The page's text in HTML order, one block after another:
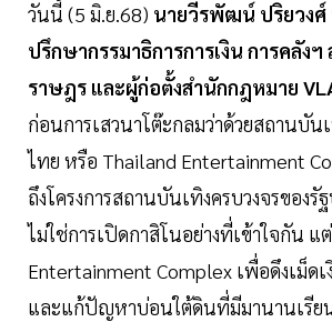
วันนี้ (5 มิ.ย.68) นายวีรพัฒน์ ปริยวง
ปรึกษากรรมาธิการการเงิน การคลัง
ราษฎร และผู้ก่อตั้งสำนักกฎหมาย
ก่อนการเสวนาโต๊ะกลมว่าด้วยสถานบัน
ไทย หรือ Thailand Entertainment
ถึงโครงการสถานบันเทิงครบวงจรของรั
ไม่ใช่การเปิดกาสิโนอย่างที่เข้าใจกัน แ
Entertainment Complex เพื่อดึงเม็ดเ
และแก้ปัญหาบ่อนใต้ดินที่มีมานานเรีย